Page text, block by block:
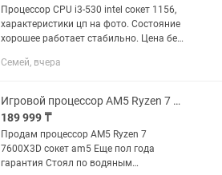
Процессор CPU i3-530 intel сокет 1156,
характеристики цп на фото. Состояние
хорошее работает стабильно. Цена без
Семей, вчера
Игровой процессор AM5 Ryzen 7 7600X3D
189 999 ₸
Продам процессор AM5 Ryzen 7
7600X3D сокет am5 Еще пол года
гарантия Стоял по водяным